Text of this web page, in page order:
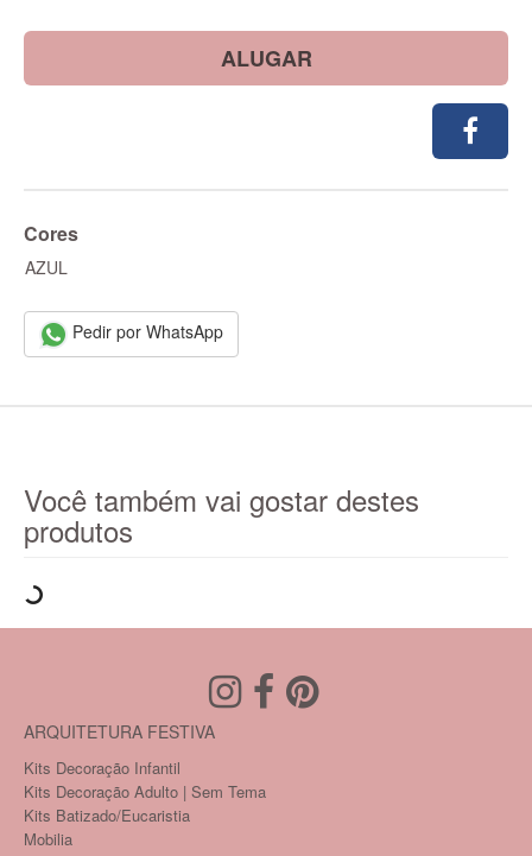
ALUGAR
Cores
AZUL
Pedir por WhatsApp
Você também vai gostar destes
produtos
ARQUITETURA FESTIVA
Kits Decoração Infantil
Kits Decoração Adulto | Sem Tema
Kits Batizado/Eucaristia
Mobilia